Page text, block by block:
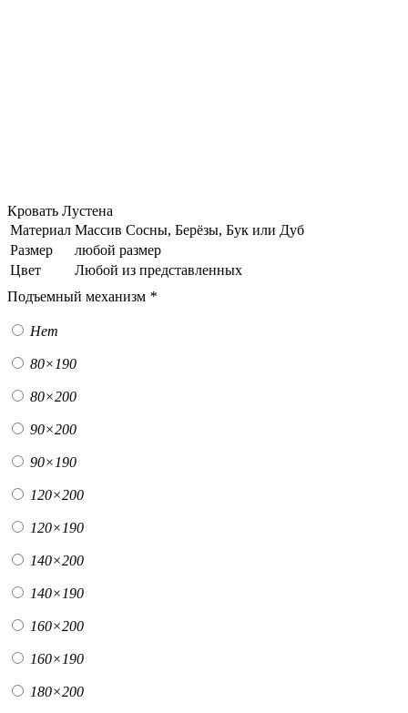
Кровать Лустена
Материал Массив Сосны, Берёзы, Бук или Дуб
Размер
любой размер
Цвет
Любой из представленных
Подъемный механизм *
Нет
80×190
80×200
90×200
90×190
120×200
120×190
140×200
140×190
160×200
160×190
180×200